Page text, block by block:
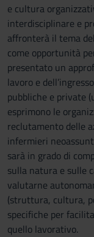
e cultura
interdisciplinare e
affronterà il tema
come opportunità
presentato un
lavoro e
pubbliche e private
esprimono le
reclutamento delle
infermieri
sarà in grado di
sulla natura e sulle
valutarne
(struttura, cultura,
specifiche per
quello lavorativo.